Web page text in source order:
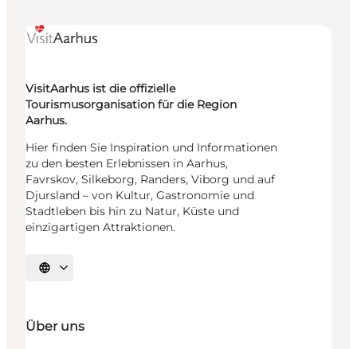
VisitAarhus ist die offizielle
Tourismusorganisation für die Region
Aarhus.
Hier finden Sie Inspiration und Informationen
zu den besten Erlebnissen in Aarhus,
Favrskov, Silkeborg, Randers, Viborg und auf
Djursland – von Kultur, Gastronomie und
Stadtleben bis hin zu Natur, Küste und
einzigartigen Attraktionen.
Sprache auswählen
Über uns